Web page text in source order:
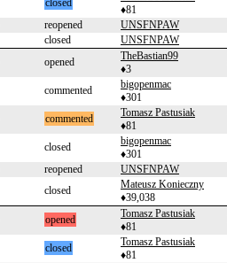
closed
♦81
reopened
UNSFNPAW
closed
UNSFNPAW
opened
TheBastian99
♦3
commented
bigopenmac
♦301
commented
Tomasz Pastusiak
♦81
closed
bigopenmac
♦301
reopened
UNSFNPAW
closed
Mateusz Konieczny
♦39,038
opened
Tomasz Pastusiak
♦81
closed
Tomasz Pastusiak
♦81